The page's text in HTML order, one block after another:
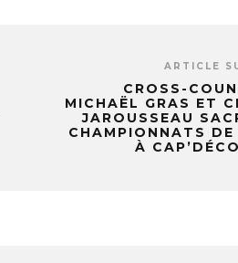
ARTICLE
CROSS-
MICHAËL GRAS ET
JAROUSSEAU
CHAMPIONNATS DE
À